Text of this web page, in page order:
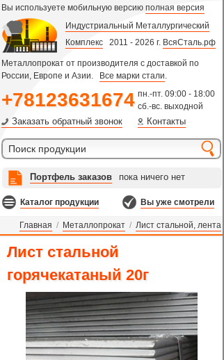
Вы используете мобильную версию полная версия
Индустриальный Металлургический
Комплекс 2011 - 2026 г. ВсяСталь.рф
Металлопрокат от производителя с доставкой по
России, Европе и Азии.
Все марки стали.
+78123631674 пн.-пт. 09:00 - 18:00
сб.-вс. выходной
Заказать обратный звонок Контакты
Портфель заказов пока ничего нет
Каталог продукции Вы уже смотрели
Главная / Металлопрокат / Лист стальной, лента
Лист стальной
горячекатаный 20г